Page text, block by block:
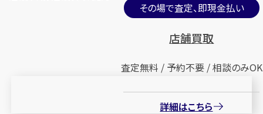
その場で査定、即現金払い
店舗買取
査定無料 / 予約不要 / 相談のみOK
詳細はこちら